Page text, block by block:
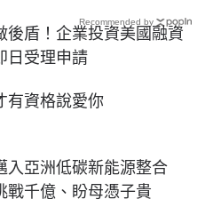
後盾！企業投資美國融資
日受理申請
有資格說愛你
入亞洲低碳新能源整合
戰千億、盼母憑子貴
Recommended by